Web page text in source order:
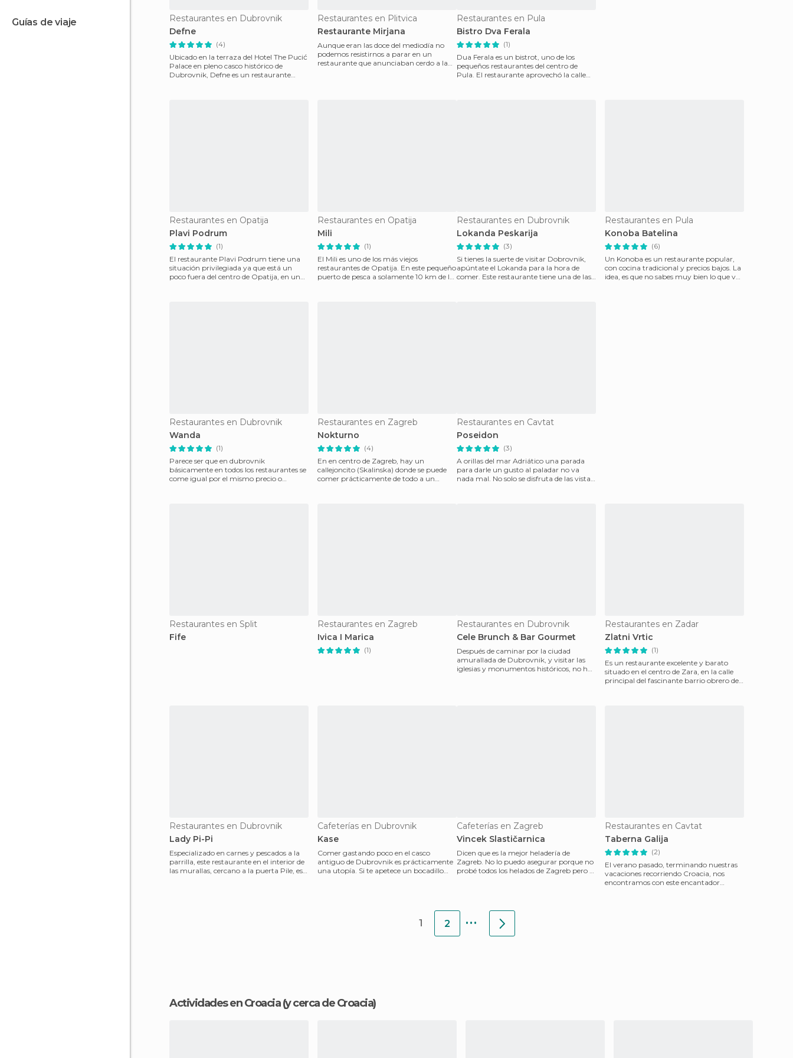
guías de viaje
Restaurantes en Dubrovnik
Defne
(4)
Ubicado en la terraza del Hotel The Pucić
Palace en pleno casco histórico de
Dubrovnik, Defne es un restaurante
Restaurantes en Plitvica
Restaurante Mirjana
Aunque eran las doce del mediodía no
podemos resistirnos a parar en un
restaurante que anunciaban cerdo a la
Restaurantes en Pula
Bistro Dva Ferala
(1)
Dua Ferala es un bistrot, uno de los
pequeños restaurantes del centro de
Pula. El restaurante aprovechó la calle
Restaurantes en Opatija
Plavi Podrum
(1)
El restaurante Plavi Podrum tiene una
situación privilegiada ya que está un
poco fuera del centro de Opatija, en una
Restaurantes en Opatija
Mili
(1)
El Mili es uno de los más viejos
restaurantes de Opatija. En este pequeño
puerto de pesca a solamente 10 km de la
Restaurantes en Dubrovnik
Lokanda Peskarija
(3)
Si tienes la suerte de visitar Dobrovnik,
apúntate el Lokanda para la hora de
comer. Este restaurante tiene una de las
Restaurantes en Pula
Konoba Batelina
(6)
Un Konoba es un restaurante popular,
con cocina tradicional y precios bajos. La
idea, es que no sabes muy bien lo que vas
Restaurantes en Dubrovnik
Wanda
(1)
Parece ser que en dubrovnik
básicamente en todos los restaurantes se
come igual por el mismo precio o
Restaurantes en Zagreb
Nokturno
(4)
En en centro de Zagreb, hay un
callejoncito (Skalinska) donde se puede
comer prácticamente de todo a un
Restaurantes en Cavtat
Poseidon
(3)
A orillas del mar Adriático una parada
para darle un gusto al paladar no va
nada mal. No solo se disfruta de las vistas,
Restaurantes en Split
Fife
Restaurantes en Zagreb
Ivica I Marica
(1)
Restaurantes en Dubrovnik
Cele Brunch & Bar Gourmet
Después de caminar por la ciudad
amurallada de Dubrovnik, y visitar las
iglesias y monumentos históricos, no hay
Restaurantes en Zadar
Zlatni Vrtic
(1)
Es un restaurante excelente y barato
situado en el centro de Zara, en la calle
principal del fascinante barrio obrero de
Restaurantes en Dubrovnik
Lady Pi-Pi
Especializado en carnes y pescados a la
parrilla, este restaurante en el interior de
las murallas, cercano a la puerta Pile, es
Cafeterías en Dubrovnik
Kase
Comer gastando poco en el casco
antiguo de Dubrovnik es prácticamente
una utopía. Si te apetece un bocadillo
Cafeterías en Zagreb
Vincek Slastičarnica
Dicen que es la mejor heladería de
Zagreb. No lo puedo asegurar porque no
probé todos los helados de Zagreb pero si
Restaurantes en Cavtat
Taberna Galija
(2)
El verano pasado, terminando nuestras
vacaciones recorriendo Croacia, nos
encontramos con este encantador
1 2 ...
Actividades en Croacia(y cerca de Croacia)